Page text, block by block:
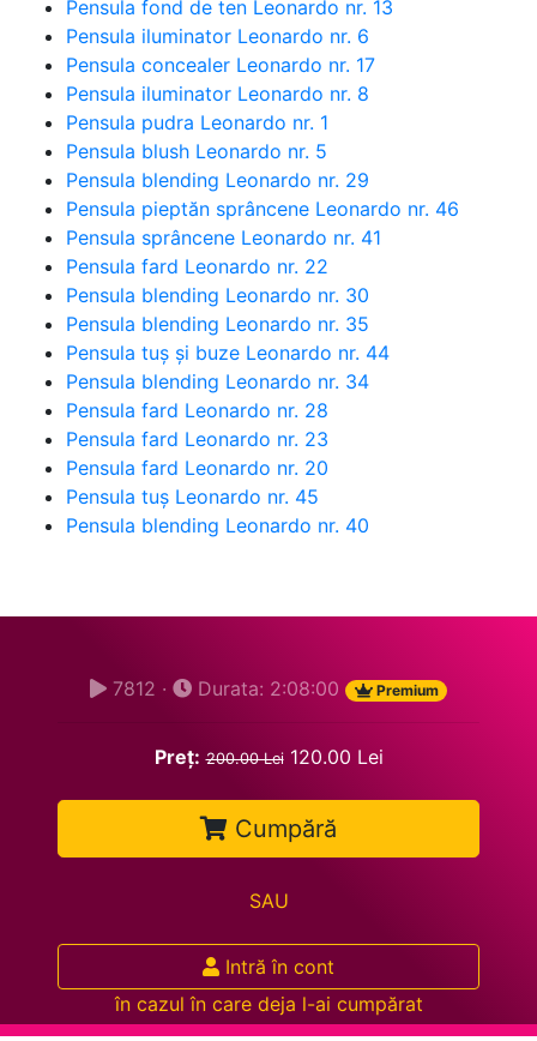
Pensula fond de ten Leonardo nr. 13
Pensula iluminator Leonardo nr. 6
Pensula concealer Leonardo nr. 17
Pensula iluminator Leonardo nr. 8
Pensula pudra Leonardo nr. 1
Pensula blush Leonardo nr. 5
Pensula blending Leonardo nr. 29
Pensula pieptăn sprâncene Leonardo nr. 46
Pensula sprâncene Leonardo nr. 41
Pensula fard Leonardo nr. 22
Pensula blending Leonardo nr. 30
Pensula blending Leonardo nr. 35
Pensula tuș și buze Leonardo nr. 44
Pensula blending Leonardo nr. 34
Pensula fard Leonardo nr. 28
Pensula fard Leonardo nr. 23
Pensula fard Leonardo nr. 20
Pensula tuș Leonardo nr. 45
Pensula blending Leonardo nr. 40
7812 · Durata: 2:08:00 Premium
Preț: 200.00 Lei 120.00 Lei
Cumpără
SAU
Intră în cont
în cazul în care deja l-ai cumpărat